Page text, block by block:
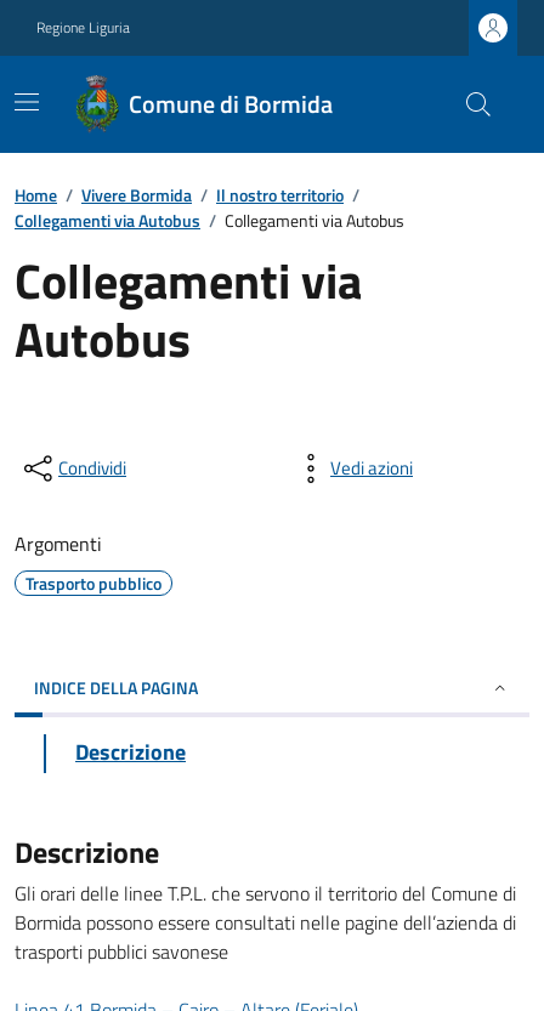
Regione Liguria
Comune di Bormida
Home / Vivere Bormida / Il nostro territorio /
Collegamenti via Autobus / Collegamenti via Autobus
Collegamenti via
Autobus
Condividi Vedi azioni
Argomenti
Trasporto pubblico
INDICE DELLA PAGINA
Descrizione
Descrizione
Gli orari delle linee T.P.L. che servono il territorio del Comune di
Bormida possono essere consultati nelle pagine dell’azienda di
trasporti pubblici savonese